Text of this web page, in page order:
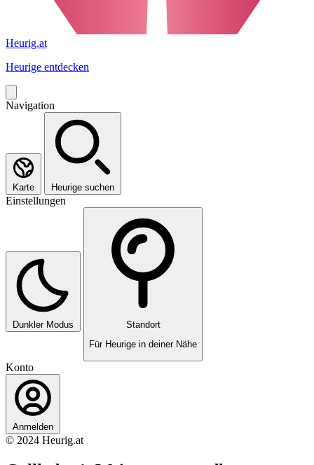
Heurig.at
Heurige entdecken
Navigation
Karte Heurige suchen
Einstellungen
Dunkler Modus
Standort
Für Heurige in deiner Nähe
Konto
Anmelden
© 2024 Heurig.at